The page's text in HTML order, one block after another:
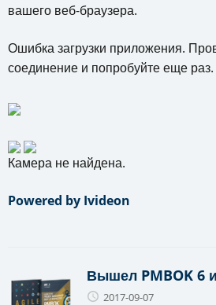
вашего веб-браузера.
Ошибка загрузки приложения.
соединение и попробуйте еще раз.
Камера не найдена.
Powered by Ivideon
Вышел PMBOK 6
2017-09-07